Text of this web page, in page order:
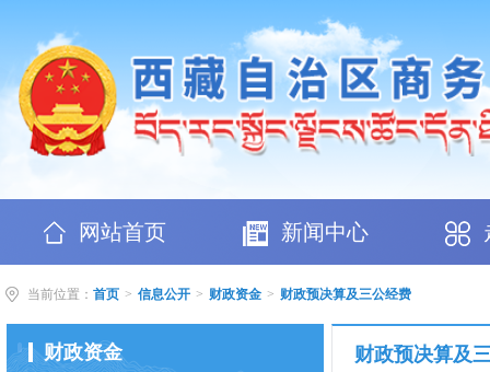
网站首页 新闻中心
当前位置： 首页 > 信息公开 > 财政资金 > 财政预决算及三公经费
财政资金 财政预决算及